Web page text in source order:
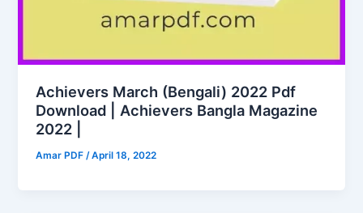
Achievers March (Bengali) 2022 Pdf
Download | Achievers Bangla Magazine
2022 |
Amar PDF/April 18, 2022